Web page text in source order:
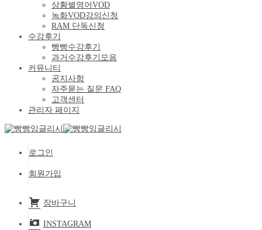
상황별영어VOD
녹화VOD강의신청
RAM 단독신청
수강후기
빵빵수강후기
과거수강후기모음
커뮤니티
공지사항
자주묻는 질문 FAQ
고객센터
관리자 페이지
로그인
회원가입
장바구니
INSTAGRAM